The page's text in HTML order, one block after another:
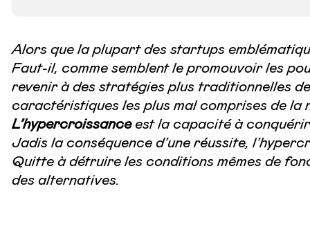
Alors que la plupart des startups
Faut-il, comme semblent le promouvoir les
revenir à des stratégies plus traditionnelles
caractéristiques les plus mal comprises de la
L’hypercroissanceest la capacité à conquérir
Jadis la conséquence d’une réussite,
Quitte à détruire les conditions mêmes de
des alternatives.